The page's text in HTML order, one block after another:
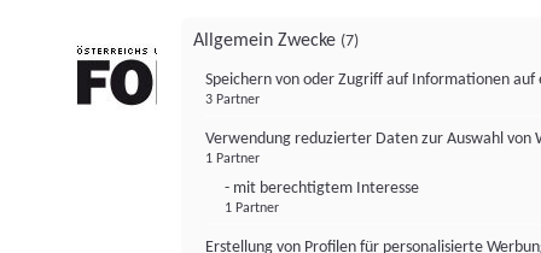
Allgemein Zwecke (7)
Speichern von oder Zugriff auf Informationen auf
3 Partner
Verwendung reduzierter Daten zur Auswahl von
1 Partner
- mit berechtigtem Interesse
1 Partner
Erstellung von Profilen für personalisierte
FONDS professionell